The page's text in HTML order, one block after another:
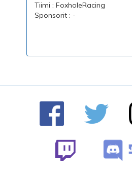
Tiimi : FoxholeRacing
Sponsorit : -